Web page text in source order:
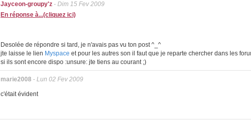
Jayceon-groupy'z - Dim 15 Fev 2009
En réponse à...(cliquez ici)
Desolée de répondre si tard, je n'avais pas vu ton post ^_^
jte laisse le lien Myspace et pour les autres son il faut que je reparte chercher dans les
si ils sont encore dispo :unsure: jte tiens au courant ;)
marie2008 - Lun 02 Fev 2009
c'était évident